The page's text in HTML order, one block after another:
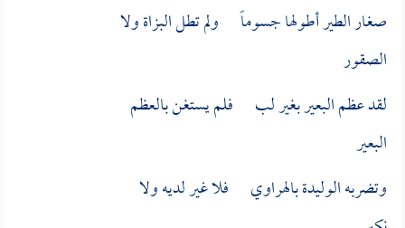
صغار الطير أطولها جسوماً ولم تطل البزاة ولا
الصقور
لقد عظم البعير بغير لب فلم يستغن بالعظم
البعير
وتضربه الوليدة بالهراوي فلا غير لديه ولا